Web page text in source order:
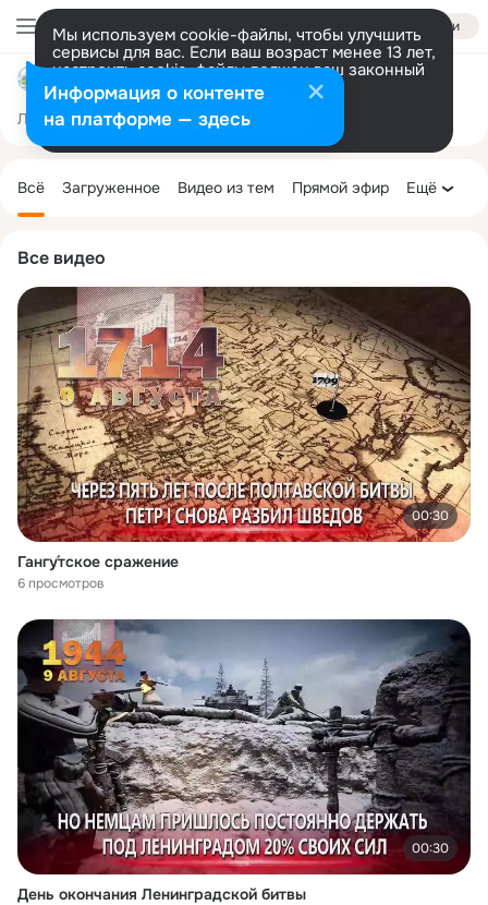
Войти
Мы используем cookie-файлы, чтобы улучшить
сервисы для вас. Если ваш возраст менее 13 лет,
настроить cookie-файлы должен ваш законный
представитель. Больше информации
Разрешить все Настроить
Центральная детская библиотека Карасукского МО
Лента Участники 90 Темы 632
Все видео
00:30
Гангу́тское сражение
6 просмотров
00:30
День окончания Ленинградской битвы
колонка
Всё Загруженное Видео из тем Прямой эфир Ещё
Информация о контенте
на платформе — здесь